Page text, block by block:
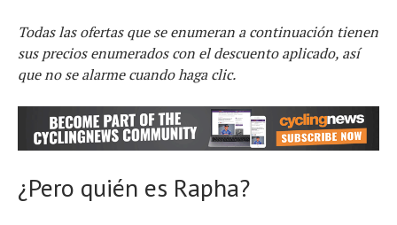
Todas las ofertas que se enumeran a continuación tienen
sus precios enumerados con el descuento aplicado, así
que no se alarme cuando haga clic.
¿Pero quién es Rapha?